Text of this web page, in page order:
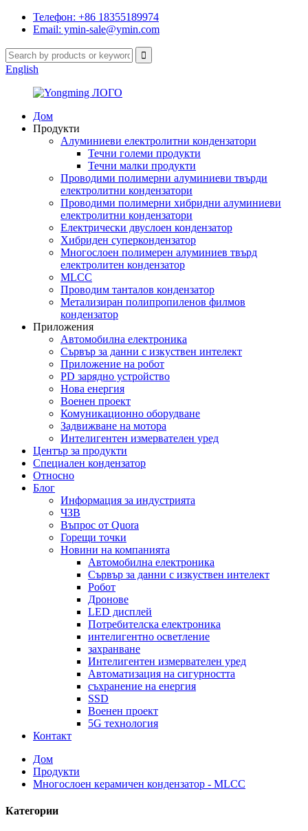
Телефон: +86 18355189974
Email: ymin-sale@ymin.com
English
Дом
Продукти
Алуминиеви електролитни кондензатори
Течни големи продукти
Течни малки продукти
Проводими полимерни алуминиеви твърди
електролитни кондензатори
Проводими полимерни хибридни алуминиеви
електролитни кондензатори
Електрически двуслоен кондензатор
Хибриден суперкондензатор
Многослоен полимерен алуминиев твърд
електролитен кондензатор
MLCC
Проводим танталов кондензатор
Метализиран полипропиленов филмов
кондензатор
Приложения
Автомобилна електроника
Сървър за данни с изкуствен интелект
Приложение на робот
PD зарядно устройство
Нова енергия
Военен проект
Комуникационно оборудване
Задвижване на мотора
Интелигентен измервателен уред
Център за продукти
Специален кондензатор
Относно
Блог
Информация за индустрията
ЧЗВ
Въпрос от Quora
Горещи точки
Новини на компанията
Автомобилна електроника
Сървър за данни с изкуствен интелект
Робот
Дронове
LED дисплей
Потребителска електроника
интелигентно осветление
захранване
Интелигентен измервателен уред
Автоматизация на сигурността
съхранение на енергия
SSD
Военен проект
5G технология
Контакт
Дом
Продукти
Многослоен керамичен кондензатор - MLCC
Категории